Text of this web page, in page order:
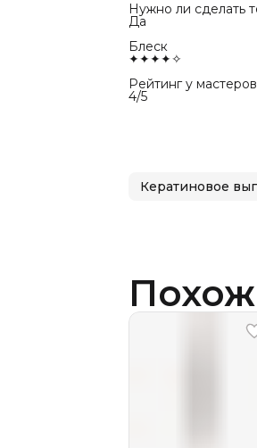
Нужно ли сделать
Да
Блеск
✦✦✦✦✧
Рейтинг у мастеров
4/5
Кератиновое